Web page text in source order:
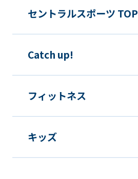
セントラルスポーツ TOP
Catch up!
フィットネス
キッズ